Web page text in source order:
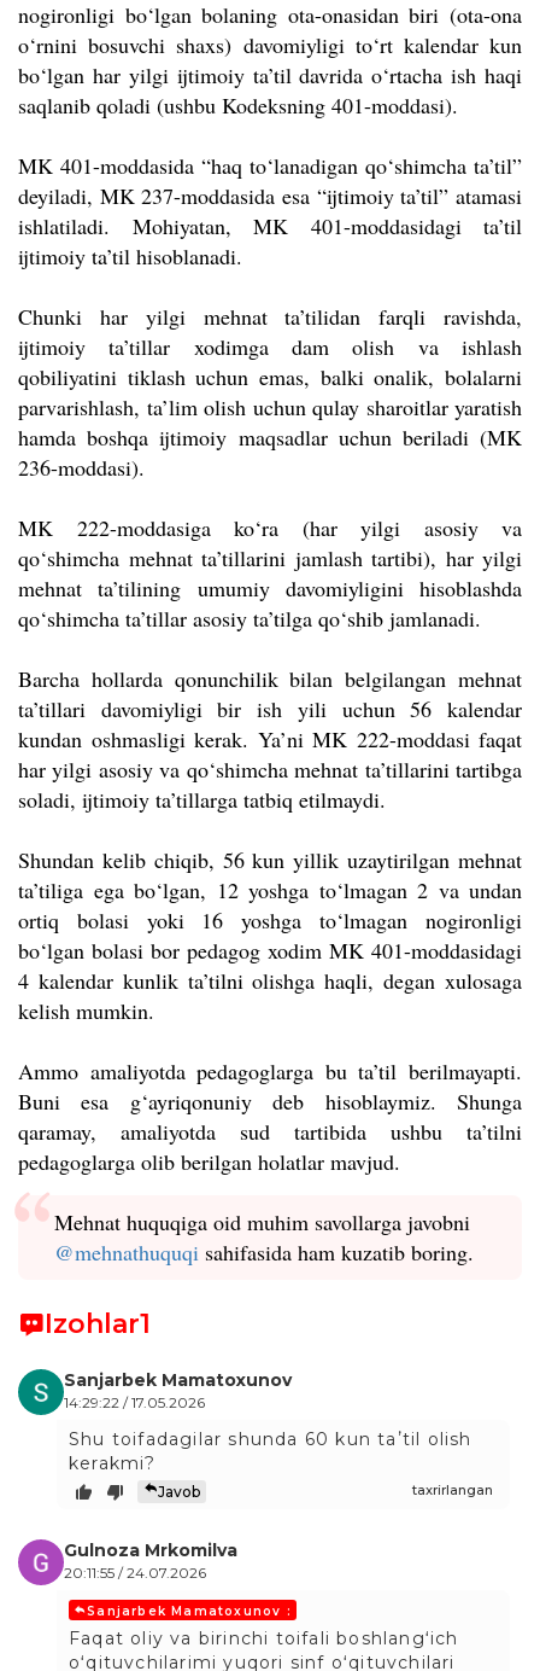
nogironligi bo‘lgan bolaning ota-onasidan biri (ota-ona
o‘rnini bosuvchi shaxs) davomiyligi to‘rt kalendar kun
bo‘lgan har yilgi ijtimoiy ta’til davrida o‘rtacha ish haqi
saqlanib qoladi (ushbu Kodeksning 401-moddasi).
MK 401-moddasida “haq to‘lanadigan qo‘shimcha ta’til”
deyiladi, MK 237-moddasida esa “ijtimoiy ta’til” atamasi
ishlatiladi. Mohiyatan, MK 401-moddasidagi ta’til
ijtimoiy ta’til hisoblanadi.
Chunki har yilgi mehnat ta’tilidan farqli ravishda,
ijtimoiy ta’tillar xodimga dam olish va ishlash
qobiliyatini tiklash uchun emas, balki onalik, bolalarni
parvarishlash, ta’lim olish uchun qulay sharoitlar yaratish
hamda boshqa ijtimoiy maqsadlar uchun beriladi (MK
236-moddasi).
MK 222-moddasiga ko‘ra (har yilgi asosiy va
qo‘shimcha mehnat ta’tillarini jamlash tartibi), har yilgi
mehnat ta’tilining umumiy davomiyligini hisoblashda
qo‘shimcha ta’tillar asosiy ta’tilga qo‘shib jamlanadi.
Barcha hollarda qonunchilik bilan belgilangan mehnat
ta’tillari davomiyligi bir ish yili uchun 56 kalendar
kundan oshmasligi kerak. Ya’ni MK 222-moddasi faqat
har yilgi asosiy va qo‘shimcha mehnat ta’tillarini tartibga
soladi, ijtimoiy ta’tillarga tatbiq etilmaydi.
Shundan kelib chiqib, 56 kun yillik uzaytirilgan mehnat
ta’tiliga ega bo‘lgan, 12 yoshga to‘lmagan 2 va undan
ortiq bolasi yoki 16 yoshga to‘lmagan nogironligi
bo‘lgan bolasi bor pedagog xodim MK 401-moddasidagi
4 kalendar kunlik ta’tilni olishga haqli, degan xulosaga
kelish mumkin.
Ammo amaliyotda pedagoglarga bu ta’til berilmayapti.
Buni esa g‘ayriqonuniy deb hisoblaymiz. Shunga
qaramay, amaliyotda sud tartibida ushbu ta’tilni
pedagoglarga olib berilgan holatlar mavjud.
Mehnat huquqiga oid muhim savollarga javobni
@mehnathuquqi sahifasida ham kuzatib boring.
Izohlar1
Sanjarbek Mamatoxunov
14:29:22 / 17.05.2026
Shu toifadagilar shunda 60 kun taʼtil olish
kerakmi?
taxrirlangan
Javob
Gulnoza Mrkomilva
20:11:55 / 24.07.2026
Sanjarbek Mamatoxunov :
Faqat oliy va birinchi toifali boshlangʻich
oʻqituvchilarimi yuqori sinf oʻqituvchilari